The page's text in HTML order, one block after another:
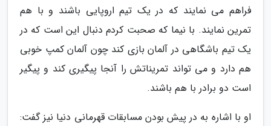
فراهم می نمایند که در یک تیم اروپایی باشند و با هم
تمرین نمایند. با نیما که صحبت کردم دنبال این است که در
یک تیم باشگاهی در آلمان بازی کند چون آلمان کمپ خوبی
هم دارد و می تواند تمریناتش را آنجا پیگیری کند و پیگیر
است دو برادر با هم باشند.
او با اشاره به در پیش بودن مسابقات قهرمانی دنیا نیز گفت: